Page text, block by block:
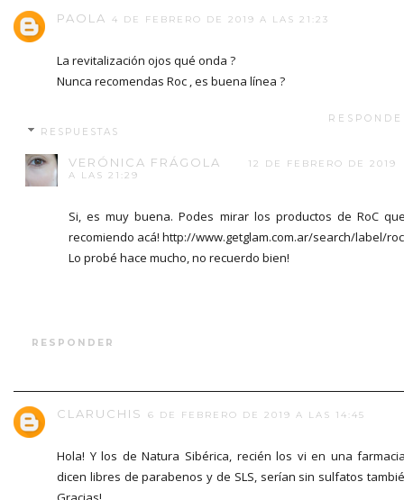
PAOLA 4 DE FEBRERO DE 2019 A LAS 21:23
La revitalización ojos qué onda ?
Nunca recomendas Roc , es buena línea ?
RESPUESTAS
VERÓNICA FRÁGOLA
12 DE FEBRERO DE 2019
A LAS 21:29
Si, es muy buena. Podes mirar los productos de RoC
recomiendo acá! http://www.getglam.com.ar/search/label/roc
Lo probé hace mucho, no recuerdo bien!
RESPONDER
CLARUCHIS 6 DE FEBRERO DE 2019 A LAS 14:45
Hola! Y los de Natura Sibérica, recién los vi en una
dicen libres de parabenos y de SLS, serían sin sulfatos